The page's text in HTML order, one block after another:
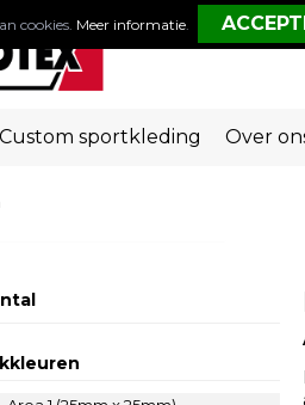
Custom sportkleding Over
cookies. Meer informatie.